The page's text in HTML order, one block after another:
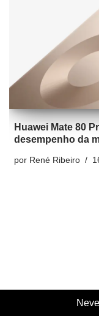
Huawei Mate 80
desempenho da
por René Ribeiro
Neve